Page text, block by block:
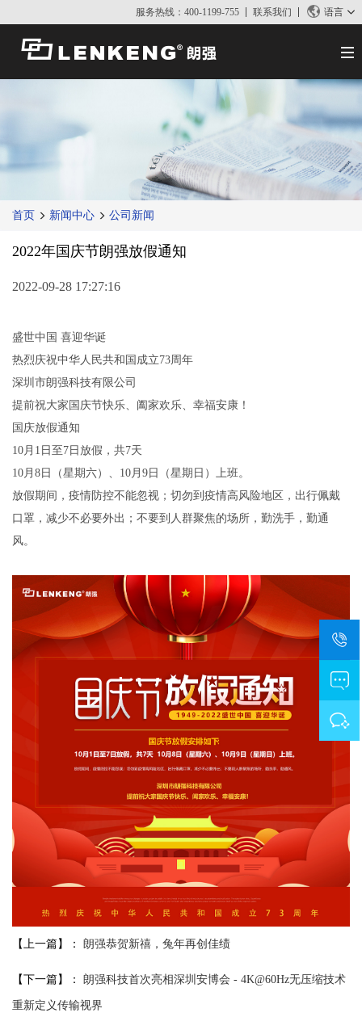
服务热线：400-1199-755 联系我们 语言
联系我们
解决方案与案例
产品中心
KVM
视频信号处理
应用资讯
公司新闻
媒体报道
支持中心
技术支持
正品查询
搜索
首页 新闻中心 公司新闻
2022年国庆节朗强放假通知
2022-09-28 17:27:16
盛世中国 喜迎华诞
热烈庆祝中华人民共和国成立73周年
深圳市朗强科技有限公司
提前祝大家国庆节快乐、阖家欢乐、幸福安康！
国庆放假通知
10月1日至7日放假，共7天
10月8日（星期六）、10月9日（星期日）上班。
放假期间，疫情防控不能忽视；切勿到疫情高风险地区，出行佩戴
口罩，减少不必要外出；不要到人群聚焦的场所，勤洗手，勤通
风。
【上一篇】： 朗强恭贺新禧，兔年再创佳绩
【下一篇】： 朗强科技首次亮相深圳安博会 - 4K@60Hz无压缩技术
重新定义传输视界